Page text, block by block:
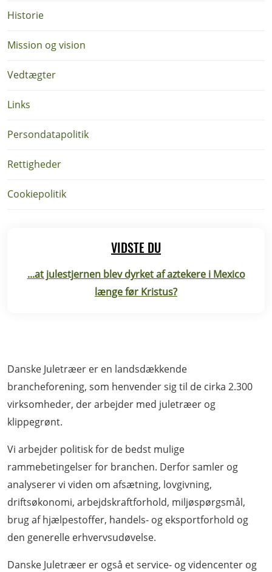
Historie
Mission og vision
Vedtægter
Links
Persondatapolitik
Rettigheder
Cookiepolitik
VIDSTE DU
...at julestjernen blev dyrket af aztekere i Mexico
længe før Kristus?
Danske Juletræer er en landsdækkende
brancheforening, som henvender sig til de cirka 2.300
virksomheder, der arbejder med juletræer og
klippegrønt.
Vi arbejder politisk for de bedst mulige
rammebetingelser for branchen. Derfor samler og
analyserer vi viden om afsætning, lovgivning,
driftsøkonomi, arbejdskraftforhold, miljøspørgsmål,
brug af hjælpestoffer, handels- og eksportforhold og
den generelle erhvervsudøvelse.
Danske Juletræer er også et service- og videncenter og